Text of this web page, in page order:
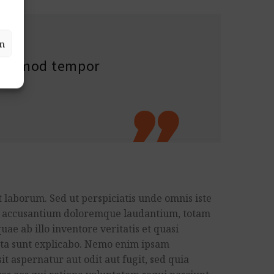
tempor

Sed ut perspiciatis unde omnis iste
doloremque laudantium, totam
ab illo inventore veritatis et quasi
sunt explicabo. Nemo enim ipsam
aspernatur aut odit aut fugit, sed quia